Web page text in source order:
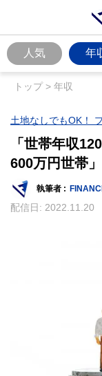
人気 年
トップ> 年収
土地なしでもOK！
「世帯年収
600万円世帯
執筆者 :
配信日: 2022.11.20